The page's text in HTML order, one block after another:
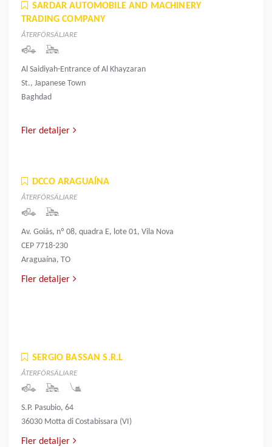
SARDAR AUTOMOBILE AND MACHINERY
TRADING COMPANY
ÅTERFÖRSÄLJARE
Al Saidiyah-Entrance of Al Khayzaran
St., Japanese Town
Baghdad
Fler detaljer
DCCO ARAGUAÍNA
ÅTERFÖRSÄLJARE
Av. Goiás, nº 08, quadra E, lote 01, Vila Nova
CEP 7718-230
Araguaína, TO
Fler detaljer
SERGIO BASSAN S.R.L
ÅTERFÖRSÄLJARE
S.P. Pasubio, 64
36030 Motta di Costabissara (VI)
Fler detaljer